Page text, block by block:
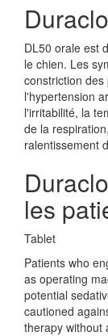
DL50 orale est
le chien. Les
constriction
l'hypertension
l'irritabilité, la
de la
ralentissement
les
Tablet
Patients who
as operating
potential
cautioned
therapy without